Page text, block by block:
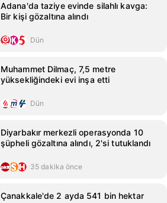
Adana'da taziye evinde silahlı kavga:
Bir kişi gözaltına alındı
Dün
Muhammet Dilmaç, 7,5 metre
yüksekliğindeki evi inşa etti
Dün
Diyarbakır merkezli operasyonda 10
şüpheli gözaltına alındı, 2'si tutuklandı
35 dakika önce
Çanakkale'de 2 ayda 541 bin hektar